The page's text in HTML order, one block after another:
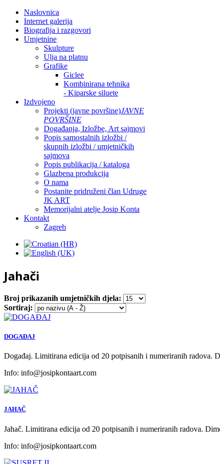
Naslovnica
Internet galerija
Biografija i razgovori
Umjetnine
Skulpture
Ulja na platnu
Grafike
Giclee
Kombinirana tehnika
- Kiparske siluete
Izdvojeno
Projekti (javne površine)JAVNE
POVRŠINE
Događanja, Izložbe, Art sajmovi
Popis samostalnih izložbi /
skupnih izložbi / umjetničkih
sajmova
Popis publikacija / kataloga
Glazbena produkcija
O nama
Postanite pridruženi član Udruge
JK ART
Memorijalni atelje Josip Konta
Kontakt
Zagreb
Jahači
Broj prikazanih umjetničkih djela:
Sortiraj:
DOGAĐAJ
Događaj. Limitirana edicija od 20 potpisanih i numeriranih radova.
Info: info@josipkontaart.com
JAHAČ
Jahač. Limitirana edicija od 20 potpisanih i numeriranih radova.
Info: info@josipkontaart.com